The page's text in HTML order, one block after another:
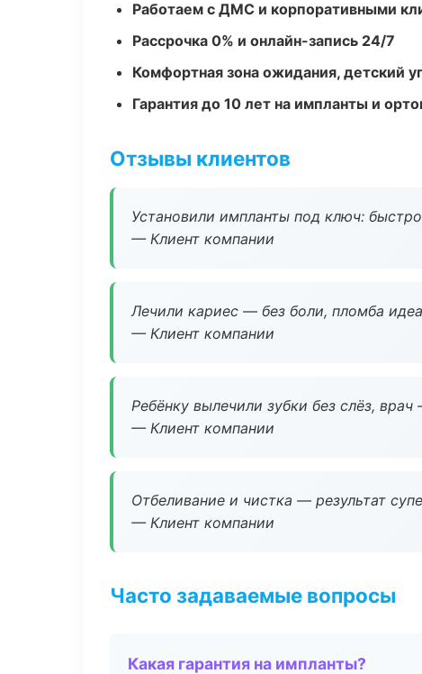
Работаем с ДМС и корпоративными
Рассрочка 0% и онлайн-запись 24/7
Комфортная зона ожидания, детский
Гарантия до 10 лет на импланты и
Отзывы клиентов
Установили импланты под ключ:
— Клиент компании
Лечили кариес — без боли, пломба
— Клиент компании
Ребёнку вылечили зубки без слёз,
— Клиент компании
Отбеливание и чистка — результат
— Клиент компании
Часто задаваемые вопросы
Какая гарантия на импланты?